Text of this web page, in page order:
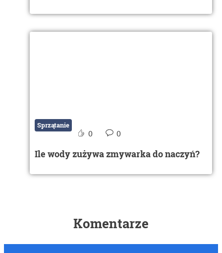
Sprzątanie
0 0
Ile wody zużywa zmywarka do naczyń?
Komentarze